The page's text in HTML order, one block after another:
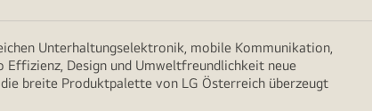
Unterhaltungselektronik, mobile Kommunikation,
Design und Umweltfreundlichkeit neue
breite Produktpalette von LG Österreich überzeugt